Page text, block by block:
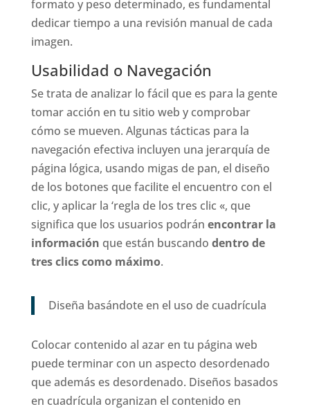
formato y peso determinado, es fundamental
dedicar tiempo a una revisión manual de cada
imagen.
Usabilidad o Navegación
Se trata de analizar lo fácil que es para la gente
tomar acción en tu sitio web y comprobar
cómo se mueven. Algunas tácticas para la
navegación efectiva incluyen una jerarquía de
página lógica, usando migas de pan, el diseño
de los botones que facilite el encuentro con el
clic, y aplicar la ‘regla de los tres clic «, que
significa que los usuarios podrán encontrar la
información que están buscando dentro de
tres clics como máximo.
Diseña basándote en el uso de ​​cuadrícula
Colocar contenido al azar en tu página web
puede terminar con un aspecto desordenado
que además es desordenado. Diseños basados
​​en cuadrícula organizan el contenido en